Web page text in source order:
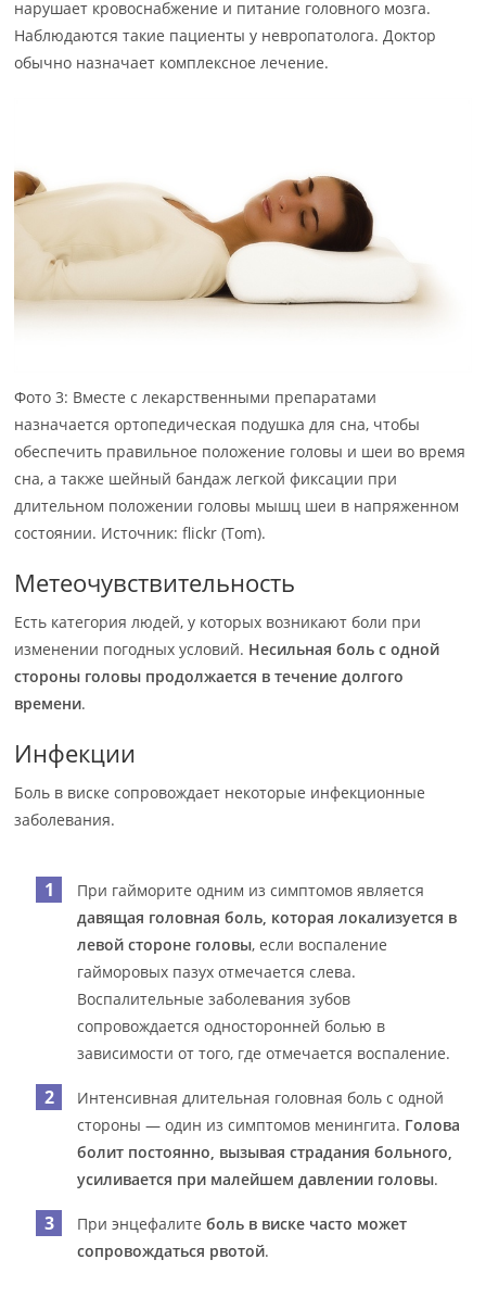
нарушает кровоснабжение и питание головного мозга.
Наблюдаются такие пациенты у невропатолога. Доктор
обычно назначает комплексное лечение.
Фото 3: Вместе с лекарственными препаратами
назначается ортопедическая подушка для сна, чтобы
обеспечить правильное положение головы и шеи во время
сна, а также шейный бандаж легкой фиксации при
длительном положении головы мышц шеи в напряженном
состоянии. Источник: flickr (Tom).
Метеочувствительность
Есть категория людей, у которых возникают боли при
изменении погодных условий. Несильная боль с одной
стороны головы продолжается в течение долгого
времени.
Инфекции
Боль в виске сопровождает некоторые инфекционные
заболевания.
При гайморите одним из симптомов является
давящая головная боль, которая локализуется в
левой стороне головы, если воспаление
гайморовых пазух отмечается слева.
Воспалительные заболевания зубов
сопровождается односторонней болью в
зависимости от того, где отмечается воспаление.
Интенсивная длительная головная боль с одной
стороны — один из симптомов менингита. Голова
болит постоянно, вызывая страдания больного,
усиливается при малейшем давлении головы.
При энцефалитеболь в виске часто может
сопровождаться рвотой.